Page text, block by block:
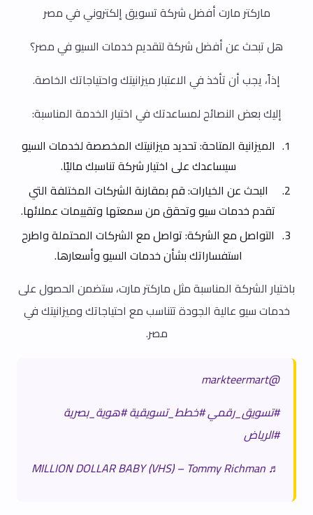
ماركتر مارت أفضل شركة تسويق إلكتروني في مصر
هل تبحث عن أفضل شركة لتقديم خدمات السيو في مصر؟
إذاً، يجب أن تأخذ في الاعتبار ميزانيتك واحتياجاتك الخاصة.
إليك بعض النصائح لمساعدتك في اختيار الخدمة المناسبة:
الميزانية المتاحة: تحديد ميزانيتك المخصصة لخدمات السيو
سيساعدك على اختيار شركة تناسبك ماليًا.
البحث عن الخيارات: قم بمقارنة الشركات المختلفة التي
تقدم خدمات سيو وتحقق من سمعتها وتقييمات عملائها.
التواصل مع الشركة: تواصل مع الشركات المحتملة واطرح
استفساراتك بشأن خدمات السيو وأسعارها.
باختيار الشركة المناسبة مثل ماركتر مارت، ستضمن الحصول على
خدمات سيو عالية الجودة تتناسب مع احتياجاتك وميزانيتك في
مصر.
@markteermart
#تسويق_رقمي#خطط_تسويقية#هوية_بصرية
#الرياض
♬ MILLION DOLLAR BABY (VHS) – Tommy Richman